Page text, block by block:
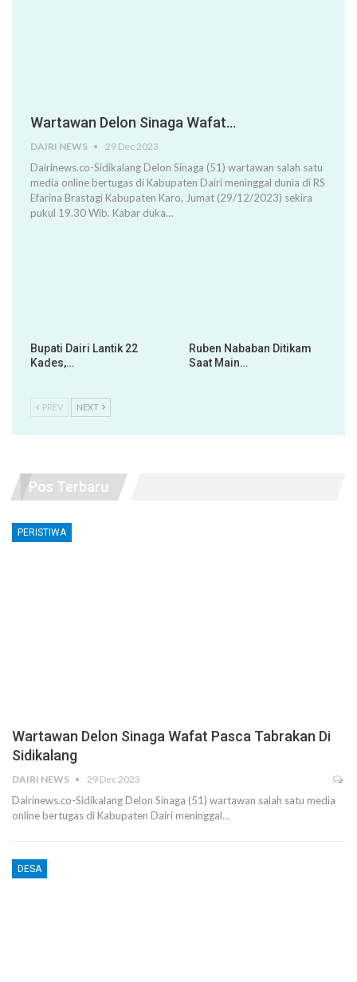
Wartawan Delon Sinaga Wafat…
DAIRI NEWS 29 Dec 2023
Dairinews.co-Sidikalang Delon Sinaga (51) wartawan salah satu
media online bertugas di Kabupaten Dairi meninggal dunia di RS
Efarina Brastagi Kabupaten Karo, Jumat (29/12/2023) sekira
pukul 19.30 Wib. Kabar duka…
Bupati Dairi Lantik 22
Kades,…
Ruben Nababan Ditikam
Saat Main…
PREV NEXT
Pos Terbaru
PERISTIWA
Wartawan Delon Sinaga Wafat Pasca Tabrakan Di
Sidikalang
DAIRI NEWS 29 Dec 2023
Dairinews.co-Sidikalang Delon Sinaga (51) wartawan salah satu media
online bertugas di Kabupaten Dairi meninggal…
DESA